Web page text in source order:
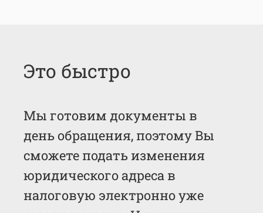
Это быстро
Мы готовим документы в
день обращения, поэтому Вы
сможете подать изменения
юридического адреса в
налоговую электронно уже